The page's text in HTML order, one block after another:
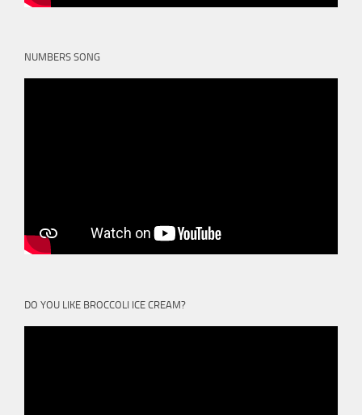
NUMBERS SONG
DO YOU LIKE BROCCOLI ICE CREAM?